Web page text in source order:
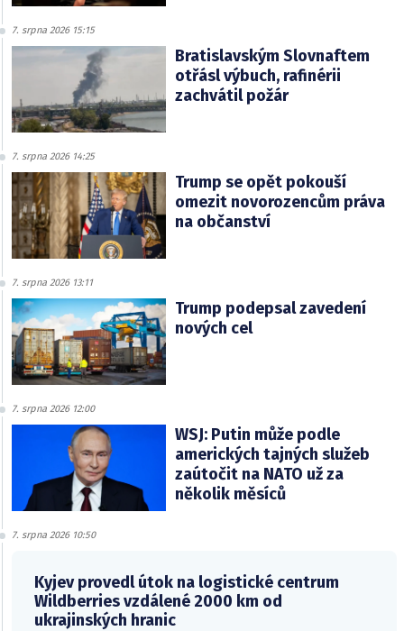
7. srpna 2026 15:15
Bratislavským Slovnaftem
otřásl výbuch, rafinérii
zachvátil požár
7. srpna 2026 14:25
Trump se opět pokouší
omezit novorozencům práva
na občanství
7. srpna 2026 13:11
Trump podepsal zavedení
nových cel
7. srpna 2026 12:00
WSJ: Putin může podle
amerických tajných služeb
zaútočit na NATO už za
několik měsíců
7. srpna 2026 10:50
Kyjev provedl útok na logistické centrum
Wildberries vzdálené 2000 km od
ukrajinských hranic